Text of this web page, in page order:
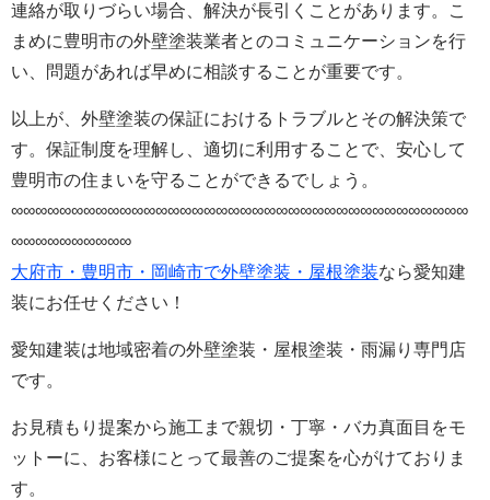
連絡が取りづらい場合、解決が長引くことがあります。こ
まめに豊明市の外壁塗装業者とのコミュニケーションを行
い、問題があれば早めに相談することが重要です。
以上が、外壁塗装の保証におけるトラブルとその解決策で
す。保証制度を理解し、適切に利用することで、安心して
豊明市の住まいを守ることができるでしょう。
∞∞∞∞∞∞∞∞∞∞∞∞∞∞∞∞∞∞∞∞∞∞∞∞∞∞∞∞∞∞∞∞∞∞∞∞∞∞
∞∞∞∞∞∞∞∞∞∞
大府市・豊明市・岡崎市で外壁塗装・屋根塗装なら愛知建
装にお任せください！
愛知建装は地域密着の外壁塗装・屋根塗装・雨漏り専門店
です。
お見積もり提案から施工まで親切・丁寧・バカ真面目をモ
ットーに、お客様にとって最善のご提案を心がけておりま
す。